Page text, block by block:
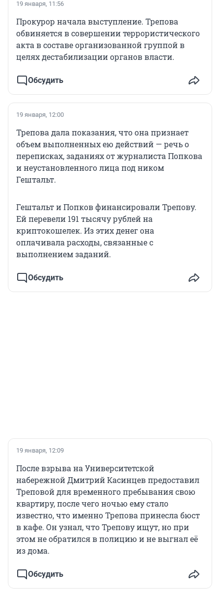
19 января, 11:56
Прокурор начала выступление. Трепова
обвиняется в совершении террористического
акта в составе организованной группой в
целях дестабилизации органов власти.
Обсудить
19 января, 12:00
Трепова дала показания, что она признает
объем выполненных ею действий — речь о
переписках, заданиях от журналиста Попкова
и неустановленного лица под ником
Гештальт.
Гештальт и Попков финансировали Трепову.
Ей перевели 191 тысячу рублей на
криптокошелек. Из этих денег она
оплачивала расходы, связанные с
выполнением заданий.
Обсудить
19 января, 12:09
После взрыва на Университетской
набережной Дмитрий Касинцев предоставил
Треповой для временного пребывания свою
квартиру, после чего ночью ему стало
известно, что именно Трепова принесла бюст
в кафе. Он узнал, что Трепову ищут, но при
этом не обратился в полицию и не выгнал её
из дома.
Обсудить